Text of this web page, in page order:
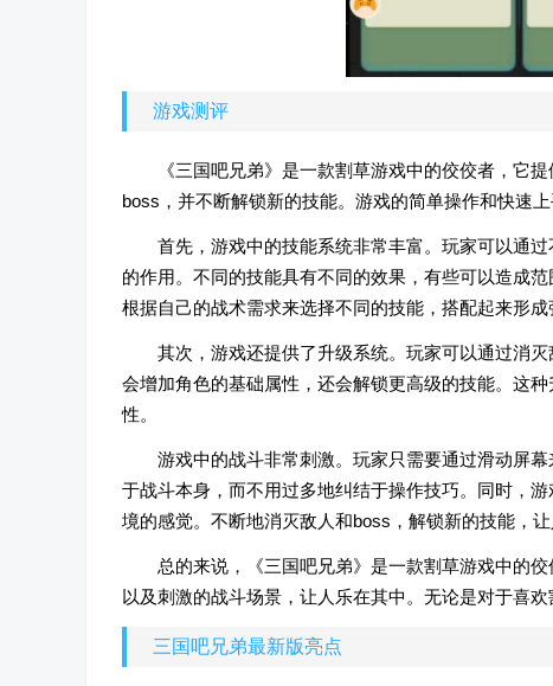
游戏测评
《三国吧兄弟》是一款割草游戏中的佼佼者，它
boss，并不断解锁新的技能。游戏的简单操作和快速上
首先，游戏中的技能系统非常丰富。玩家可以通
的作用。不同的技能具有不同的效果，有些可以造成
根据自己的战术需求来选择不同的技能，搭配起来形成
其次，游戏还提供了升级系统。玩家可以通过消
会增加角色的基础属性，还会解锁更高级的技能。这
性。
游戏中的战斗非常刺激。玩家只需要通过滑动屏
于战斗本身，而不用过多地纠结于操作技巧。同时，
境的感觉。不断地消灭敌人和boss，解锁新的技能，让
总的来说，《三国吧兄弟》是一款割草游戏中的
以及刺激的战斗场景，让人乐在其中。无论是对于喜
三国吧兄弟最新版亮点